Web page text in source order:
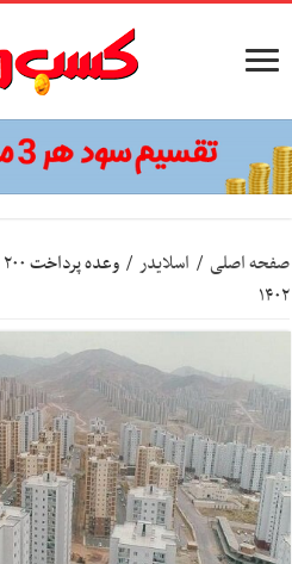
صفحه اصلی / اسلایدر /
۱۴۰۲